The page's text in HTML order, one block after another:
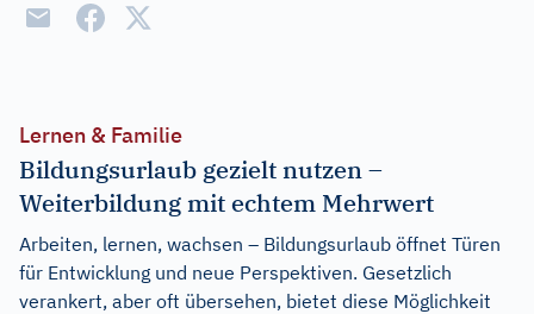
Lernen & Familie
Bildungsurlaub gezielt nutzen –
Weiterbildung mit echtem Mehrwert
Arbeiten, lernen, wachsen – Bildungsurlaub öffnet Türen
für Entwicklung und neue Perspektiven. Gesetzlich
verankert, aber oft übersehen, bietet diese Möglichkeit